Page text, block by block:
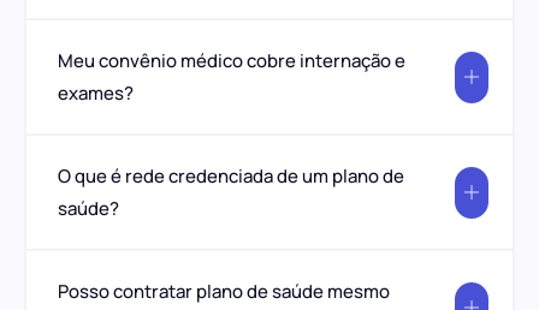
Meu convênio médico cobre internação e
exames?
O que é rede credenciada de um plano de
saúde?
Posso contratar plano de saúde mesmo